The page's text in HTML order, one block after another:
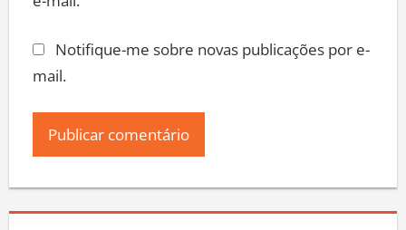
Notifique-me sobre novas publicações por e-
mail.